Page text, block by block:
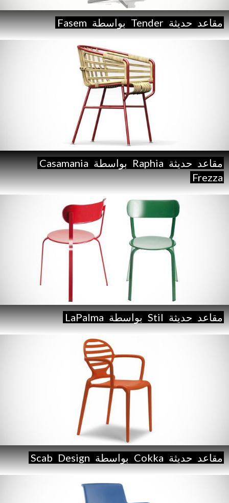
مقاعد حديثة Tender بواسطة Fasem
مقاعد حديثة Raphia بواسطة Casamania
Frezza
مقاعد حديثة Stil بواسطة LaPalma
مقاعد حديثة Cokka بواسطة Scab Design